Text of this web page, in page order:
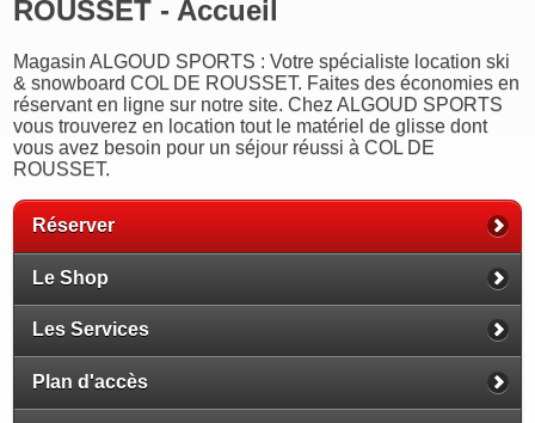
ROUSSET - Accueil
Magasin ALGOUD SPORTS : Votre spécialiste location ski
& snowboard COL DE ROUSSET. Faites des économies en
réservant en ligne sur notre site. Chez ALGOUD SPORTS
vous trouverez en location tout le matériel de glisse dont
vous avez besoin pour un séjour réussi à COL DE
ROUSSET.
Réserver
Le Shop
Les Services
Plan d'accès